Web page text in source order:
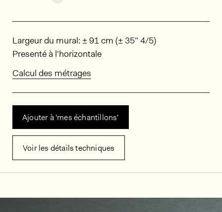
Dimensions
Largeur du mural: ± 91 cm (± 35” 4/5)
Presenté à l'horizontale
Calcul des métrages
Ajouter à 'mes échantillons'
Voir les détails techniques